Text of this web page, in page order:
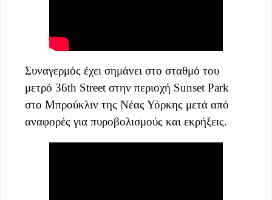
Συναγερμός έχει σημάνει στο σταθμό του
μετρό 36th Street στην περιοχή Sunset Park
στο Μπρούκλιν της Νέας Υόρκης μετά από
αναφορές για πυροβολισμούς και εκρήξεις.